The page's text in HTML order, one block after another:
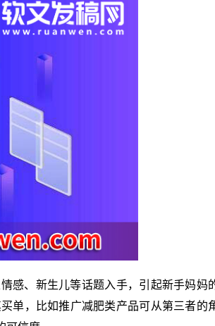
感、新生儿等话题入手，引起新手妈妈
单，比如推广减肥类产品可从第三者的